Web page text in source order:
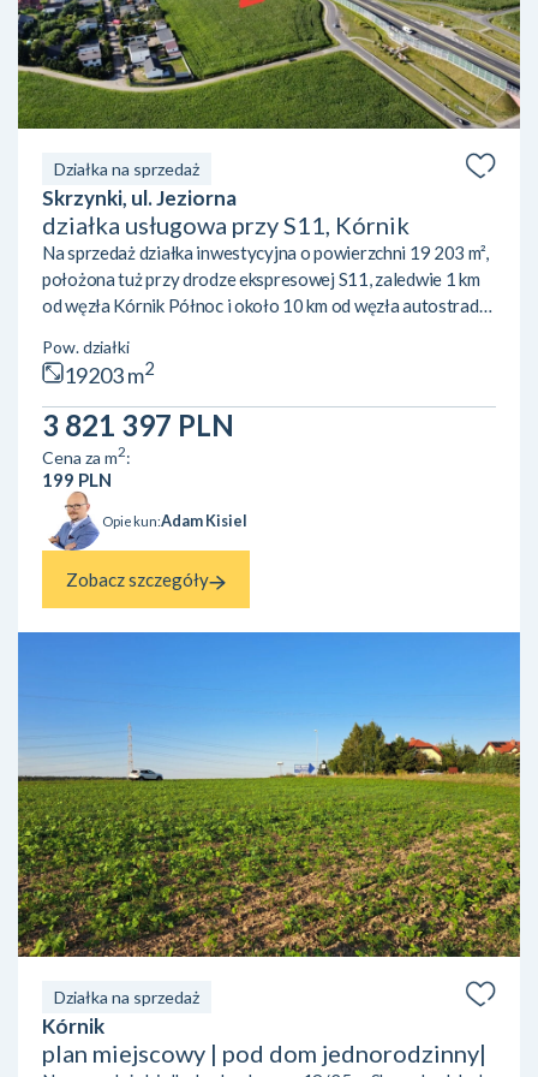
Działka na sprzedaż
Skrzynki, ul. Jeziorna
działka usługowa przy S11, Kórnik
Na sprzedaż działka inwestycyjna o powierzchni 19 203 m²,
położona tuż przy drodze ekspresowej S11, zaledwie 1 km
od węzła Kórnik Północ i około 10 km od węzła autostrady
ekspozycja – teren doskonale widoczny z S11, co
gwarantuje wyjątkową czytelność lokalizacji dla przyszłej
działalności. Działka objęta jest miejscowym planem
zagospodarowania przestrzennego (symbol U/P), który
pozwala na szerokie możliwości inwestycyjne: zabudowę
us...
Pow. działki
19203 m2
3 821 397 PLN
Cena za m2:
199 PLN
Opiekun:Adam Kisiel
Zobacz szczegóły
Działka na sprzedaż
Kórnik
plan miejscowy | pod dom jednorodzinny|